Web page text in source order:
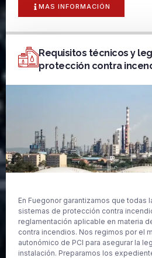
MAS INFORMACIÓN
Requisitos técnicos y
protección contra
En Fuegonor garantizamos que todas
sistemas de protección contra
reglamentación aplicable en materia
contra incendios. Nos regimos por el
autonómico de PCI para asegurar la
instalación. Preparamos los